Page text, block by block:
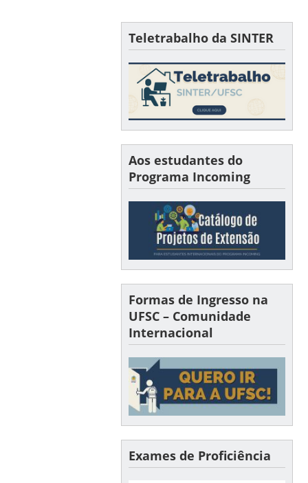
Teletrabalho da SINTER
Aos estudantes do
Programa Incoming
Formas de Ingresso na
UFSC – Comunidade
Internacional
Exames de Proficiência